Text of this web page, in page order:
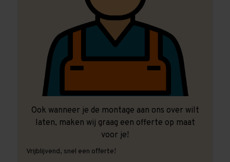
Ook wanneer je de montage aan ons over wilt
laten, maken wij graag een offerte op maat
voor je!
Vrijblijvend, snel een offerte!